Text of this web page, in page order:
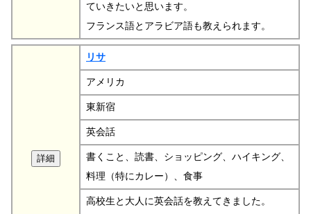
ていきたいと思います。
フランス語とアラビア語も教えられます。
リサ
アメリカ
東新宿
英会話
書くこと、読書、ショッピング、ハイキング、
料理（特にカレー）、食事
高校生と大人に英会話を教えてきました。